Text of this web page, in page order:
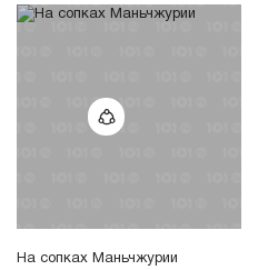
На сопках Маньчжурии